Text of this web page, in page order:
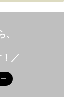
、
／